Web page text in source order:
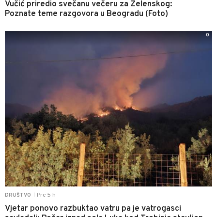
Vučić priredio svečanu večeru za Zelenskog:
Poznate teme razgovora u Beogradu (Foto)
DRUŠTVO Pre 5 h
Vjetar ponovo razbuktao vatru pa je vatrogasci
0